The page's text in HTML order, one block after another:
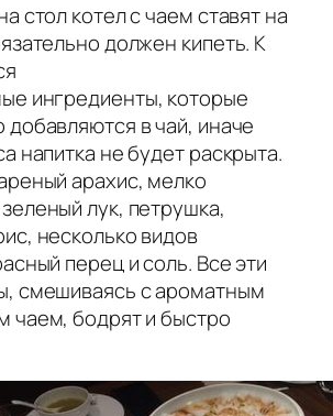
стол котел с чаем ставят на
должен кипеть. К
ингредиенты, которые
добавляются в чай, иначе
напитка не будет раскрыта.
арахис, мелко
лук, петрушка,
несколько видов
перец и соль. Все эти
смешиваясь с ароматным
чаем, бодрят и быстро